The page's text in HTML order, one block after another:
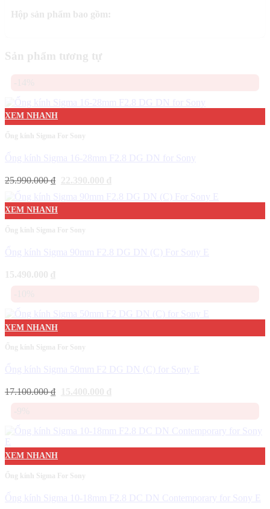
Hộp sản phẩm bao gồm:
Sản phẩm tương tự
XEM NHANH
Ống kính Sigma For Sony
Ống kính Sigma 16-28mm F2.8 DG DN for Sony
25.990.000₫
là:
tại
22.390.000 ₫.
XEM NHANH
Ống kính Sigma For Sony
Ống kính Sigma 90mm F2.8 DG DN (C) For Sony E
XEM NHANH
Ống kính Sigma For Sony
Ống kính Sigma 50mm F2 DG DN (C) for Sony E
17.100.000₫
15.400.000 ₫.
XEM NHANH
Ống kính Sigma For Sony
Ống kính Sigma 10-18mm F2.8 DC DN Contemporary for Sony E